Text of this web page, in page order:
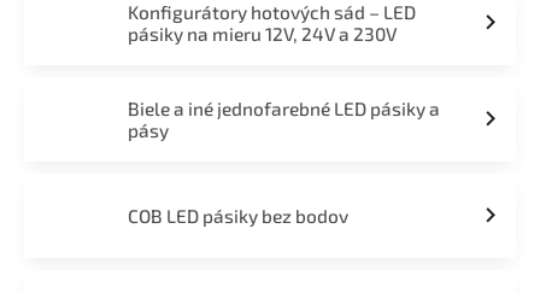
Konfigurátory hotových sád – LED
pásiky na mieru 12V, 24V a 230V
Biele a iné jednofarebné LED pásiky a
pásy
COB LED pásiky bez bodov